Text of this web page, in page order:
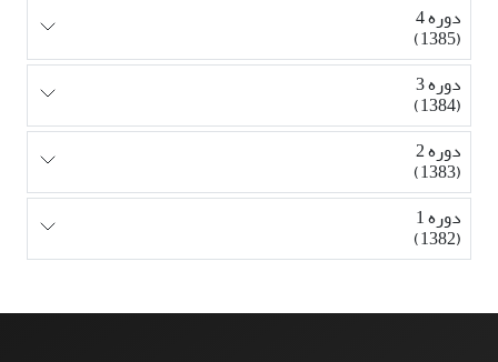
دوره 4
(1385)
دوره 3
(1384)
دوره 2
(1383)
دوره 1
(1382)